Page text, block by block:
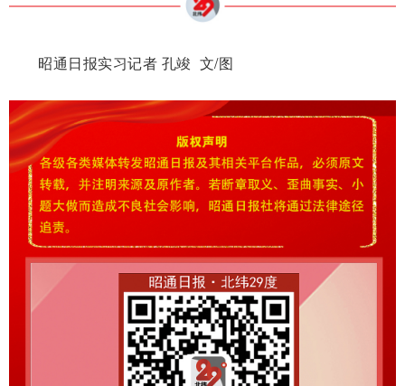
昭通日报实习记者 孔竣 文/图